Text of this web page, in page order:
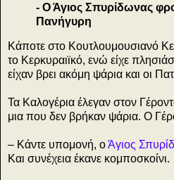
- Ο Άγιος Σπυρίδωνας
Πανήγυρη
Κάποτε στο Κουτλουμουσιανό
το Κερκυραιϊκό, ενώ είχε
είχαν βρει ακόμη ψάρια και οι
Τα Καλογέρια έλεγαν στον
μια που δεν βρήκαν ψάρια. Ο
– Κάντε υπομονή, οΆγιος
Και συνέχεια έκανε κομποσκοίνι.